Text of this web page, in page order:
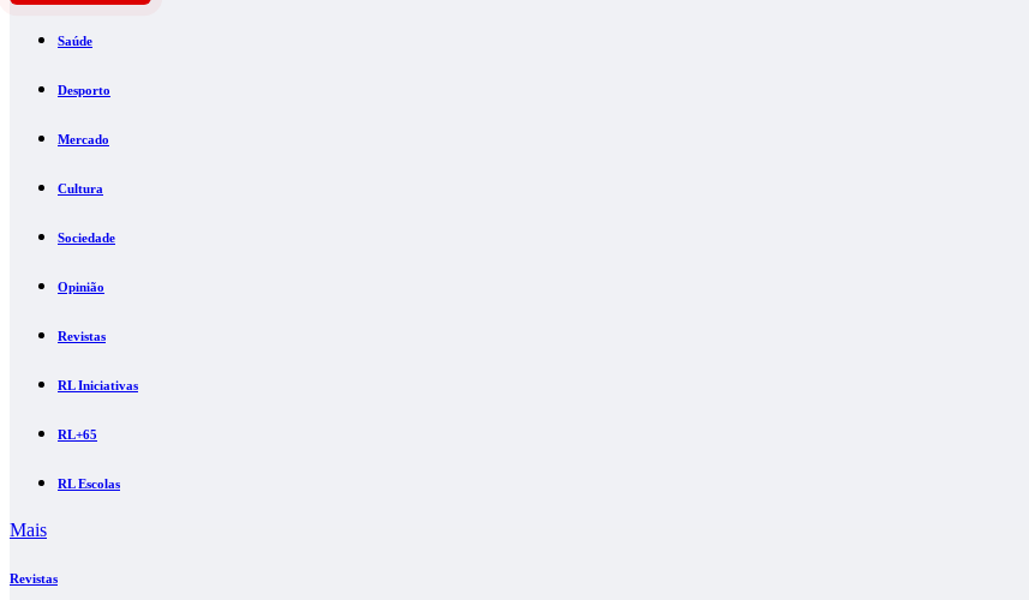
Saúde
Desporto
Mercado
Cultura
Sociedade
Opinião
Revistas
RL Iniciativas
RL+65
RL Escolas
Mais
Revistas